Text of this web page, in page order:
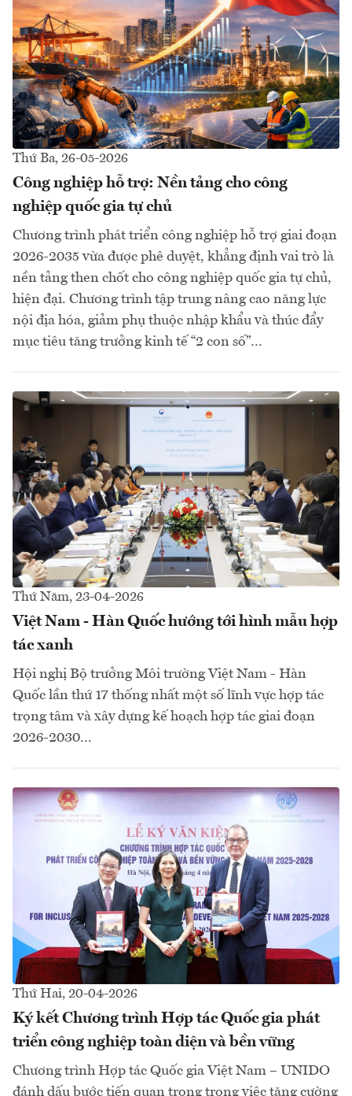
Thứ Ba, 26-05-2026
Công nghiệp hỗ trợ: Nền tảng cho công
nghiệp quốc gia tự chủ
Chương trình phát triển công nghiệp hỗ trợ giai đoạn
2026-2035 vừa được phê duyệt, khẳng định vai trò là
nền tảng then chốt cho công nghiệp quốc gia tự chủ,
hiện đại. Chương trình tập trung nâng cao năng lực
nội địa hóa, giảm phụ thuộc nhập khẩu và thúc đẩy
mục tiêu tăng trưởng kinh tế “2 con số”…
Thứ Năm, 23-04-2026
Việt Nam - Hàn Quốc hướng tới hình mẫu hợp
tác xanh
Hội nghị Bộ trưởng Môi trường Việt Nam - Hàn
Quốc lần thứ 17 thống nhất một số lĩnh vực hợp tác
trọng tâm và xây dựng kế hoạch hợp tác giai đoạn
2026-2030...
Thứ Hai, 20-04-2026
Ký kết Chương trình Hợp tác Quốc gia phát
triển công nghiệp toàn diện và bền vững
Chương trình Hợp tác Quốc gia Việt Nam – UNIDO
đánh dấu bước tiến quan trọng trong việc tăng cường